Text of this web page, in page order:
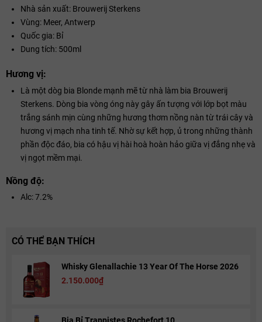
Nhà sản xuất: Brouwerij Sterkens
Vùng: Meer, Antwerp
Quốc gia: Bỉ
Dung tích: 500ml
Hương vị:
Là một dòg bia Blonde mạnh mẽ từ nhà làm bia Brouwerij
Sterkens. Dòng bia vòng óng này gây ấn tượng với lớp bọt màu
trắng sánh mịn cùng những hương thơm nồng nàn từ trái cây và
hương vị mạch nha tinh tế. Nhờ sự kết hợp, ủ trong những thành
phần độc đáo, bia có hậu vị hài hoà hoàn hảo giữa vị đắng nhẹ và
vị ngọt mềm mại.
Nồng độ:
Alc: 7.2%
CÓ THỂ BẠN THÍCH
Whisky Glenallachie 13 Year Of The Horse 2026
2.150.000₫
Bia Bỉ Trappistes Rochefort 10